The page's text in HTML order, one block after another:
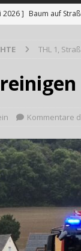
2026 ] Baum auf
2026 ]
Tragehilfe
THL 1,
Kommentare